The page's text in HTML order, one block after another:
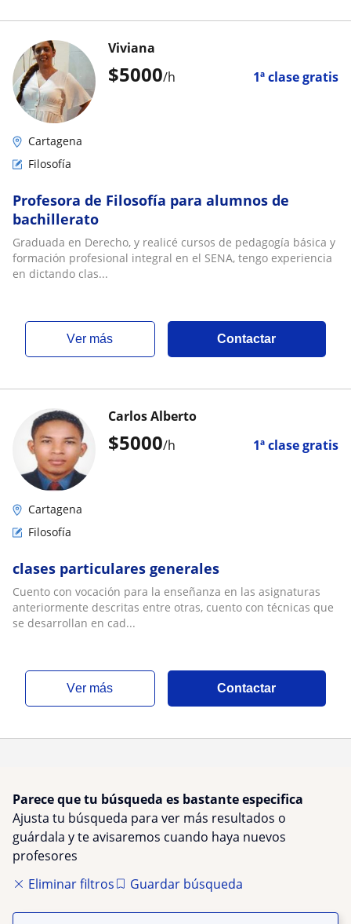
$5000/h 1ª clase gratis
Viviana
Cartagena
Filosofía
Profesora de Filosofía para alumnos de
bachillerato
Graduada en Derecho, y realicé cursos de pedagogía básica y
formación profesional integral en el SENA, tengo experiencia
en dictando clas...
ver más Contactar
$5000/h 1ª clase gratis
Carlos Alberto
Cartagena
Filosofía
clases particulares generales
Cuento con vocación para la enseñanza en las asignaturas
anteriormente descritas entre otras, cuento con técnicas que
se desarrollan en cad...
ver más Contactar
Parece que tu búsqueda es bastante especifica
Ajusta tu búsqueda para ver más resultados o
guárdala y te avisaremos cuando haya nuevos
profesores
Eliminar filtros
Guardar búsqueda